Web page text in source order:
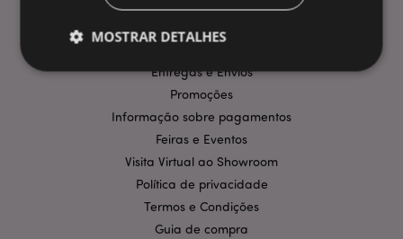
Entregas e Envios
Promoções
Informação sobre pagamentos
Feiras e Eventos
Visita Virtual ao Showroom
Política de privacidade
Termos e Condições
Guia de compra
MOSTRAR DETALHES
Segmentação
Funcionalidade
Os cookies estritamente necessários permitem
funcionalidades centrais do website, tais como login
de utilizador e gestão de conta. O sítio web não
pode ser utilizado correctamente sem os cookies
estritamente necessários.